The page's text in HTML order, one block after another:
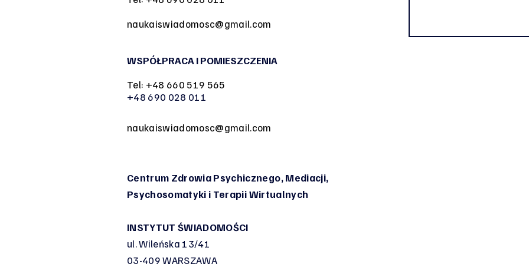
naukaiswiadomosc@gmail.com
WSPÓŁPRACA I POMIESZCZENIA
Tel: +48 660 519 565
+48 690 028 011
naukaiswiadomosc@gmail.com
Centrum Zdrowia Psychicznego, Mediacji,
Psychosomatyki i Terapii Wirtualnych
INSTYTUT ŚWIADOMOŚCI
ul. Wileńska 13/41
03-409 WARSZAWA